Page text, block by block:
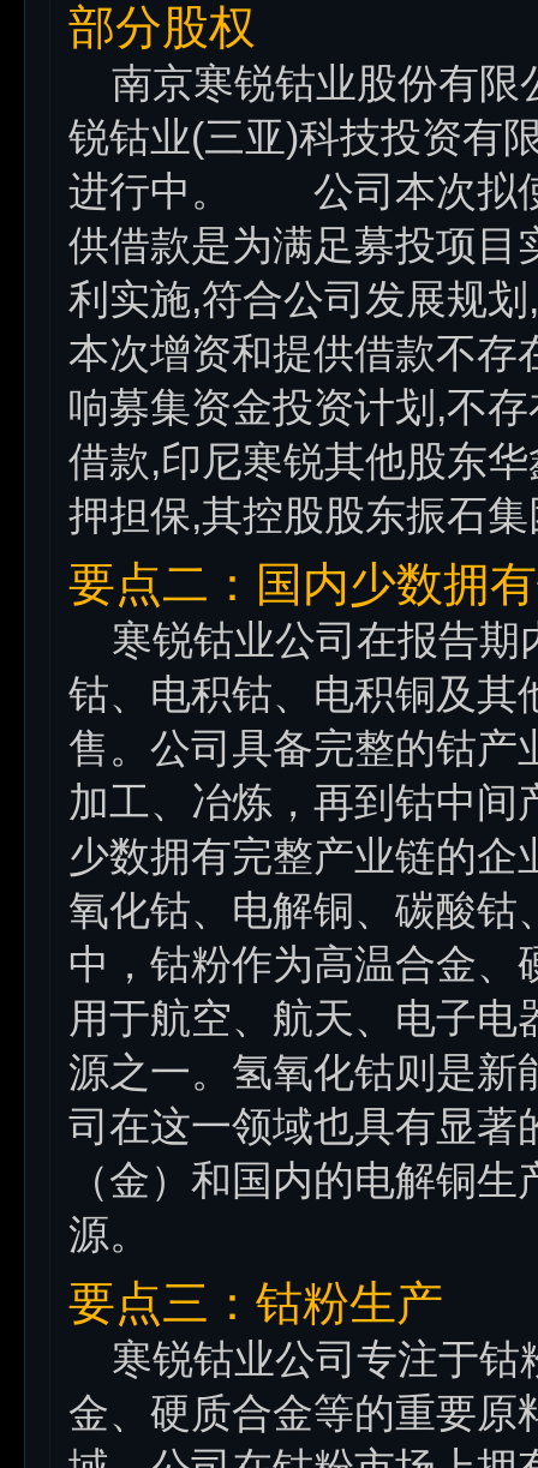
部分股权
南京寒锐钴业股份有限
锐钴业(三亚)科技投资有
进行中。 公司本次拟
供借款是为满足募投项目
利实施,符合公司发展规
本次增资和提供借款不存
响募集资金投资计划,不
借款,印尼寒锐其他股东
押担保,其控股股东振石
要点二：国内少数拥
寒锐钴业公司在报告期
钴、电积钴、电积铜及其
售。公司具备完整的钴产
加工、冶炼，再到钴中
少数拥有完整产业链的
氧化钴、电解铜、碳酸钴
中，钴粉作为高温合金
用于航空、航天、电子
源之一。氢氧化钴则是新
司在这一领域也具有显著
（金）和国内的电解铜
源。
要点三：钴粉生产
寒锐钴业公司专注于钴
金、硬质合金等的重要原